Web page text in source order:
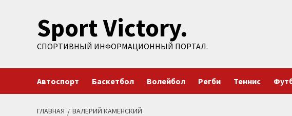
содержимомуSport Victory.
СПОРТИВНЫЙ ИНФОРМАЦИОННЫЙ ПОРТАЛ.
Автоспорт Баскетбол Волейбол Регби Теннис
ГЛАВНАЯ ВАЛЕРИЙ КАМЕНСКИЙ